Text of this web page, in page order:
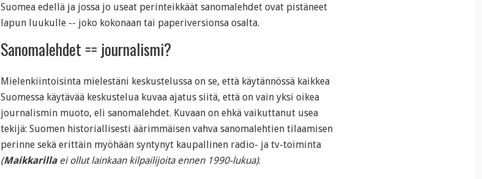
Suomea edellä ja jossa jo useat perinteikkäät sanomalehdet ovat pistäneet
lapun luukulle -- joko kokonaan tai paperiversionsa osalta.
Sanomalehdet == journalismi?
Mielenkiintoisinta mielestäni keskustelussa on se, että käytännössä kaikkea
Suomessa käytävää keskustelua kuvaa ajatus siitä, että on vain yksi oikea
journalismin muoto, eli sanomalehdet. Kuvaan on ehkä vaikuttanut usea
tekijä: Suomen historiallisesti äärimmäisen vahva sanomalehtien tilaamisen
perinne sekä erittäin myöhään syntynyt kaupallinen radio- ja tv-toiminta
(Maikkarillaei ollut lainkaan kilpailijoita ennen 1990-lukua).